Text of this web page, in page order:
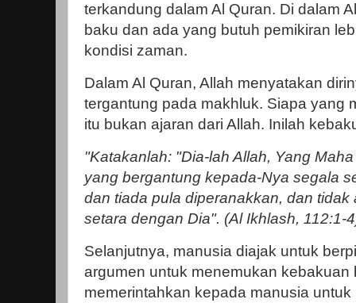
terkandung dalam Al Quran. Di dalam
baku dan ada yang butuh pemikiran
kondisi zaman.
Dalam Al Quran, Allah menyatakan
tergantung pada makhluk. Siapa yang
itu bukan ajaran dari Allah. Inilah
"Katakanlah: "Dia-lah Allah, Yang
yang bergantung kepada-Nya segala
dan tiada pula diperanakkan, dan
setara dengan Dia". (Al Ikhlash, 112:1-
Selanjutnya, manusia diajak untuk
argumen untuk menemukan kebakuan
memerintahkan kepada manusia